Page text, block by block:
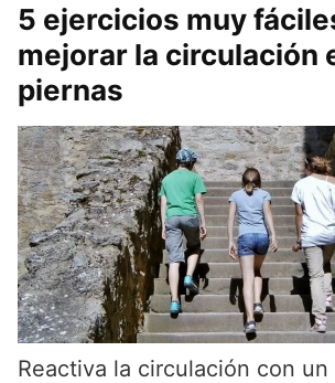
5 ejercicios muy
mejorar la circulación
piernas
Reactiva la circulación con